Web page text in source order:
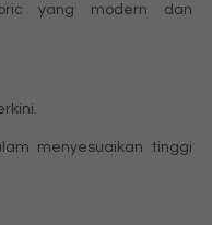
yang modern dan
menyesuaikan tinggi